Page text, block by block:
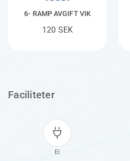
6- RAMP AVGIFT VIK
120 SEK
Faciliteter
El